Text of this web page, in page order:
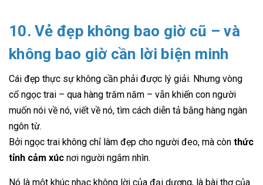
10. Vẻ đẹp không bao giờ cũ – và
không bao giờ cần lời biện minh
Cái đẹp thực sự không cần phải được lý giải. Nhưng vòng
cổ ngọc trai – qua hàng trăm năm – vẫn khiến con người
muốn nói về nó, viết về nó, tìm cách diễn tả bằng hàng ngàn
ngôn từ.
Bởi ngọc trai không chỉ làm đẹp cho người đeo, mà còn thức
tỉnh cảm xúc nơi người ngắm nhìn.
Nó là một khúc nhạc không lời của đại dương, là bài thơ của